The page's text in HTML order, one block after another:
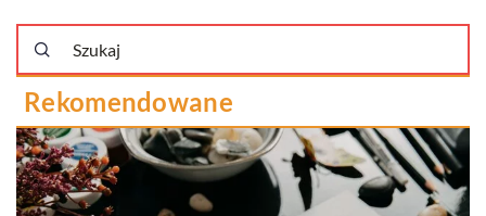
Rekomendowane